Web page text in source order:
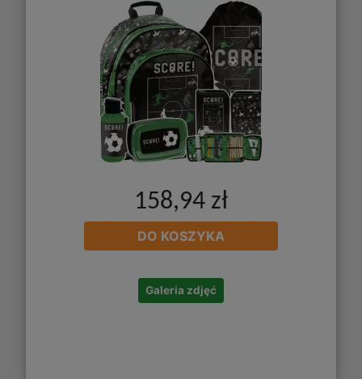
158,94 zł
DO KOSZYKA
Galeria zdjęć